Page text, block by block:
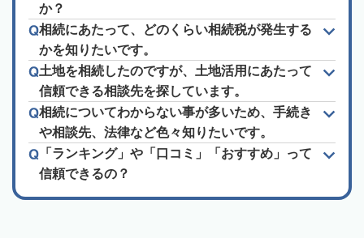
か？
相続にあたって、どのくらい相続税が発生する
かを知りたいです。
土地を相続したのですが、土地活用にあたって
信頼できる相談先を探しています。
相続についてわからない事が多いため、手続き
や相談先、法律など色々知りたいです。
「ランキング」や「口コミ」「おすすめ」って
信頼できるの？